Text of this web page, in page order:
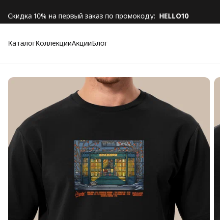
Скидка 10% на первый заказ по промокоду: HELLO10
КаталогКоллекцииАкцииБлог